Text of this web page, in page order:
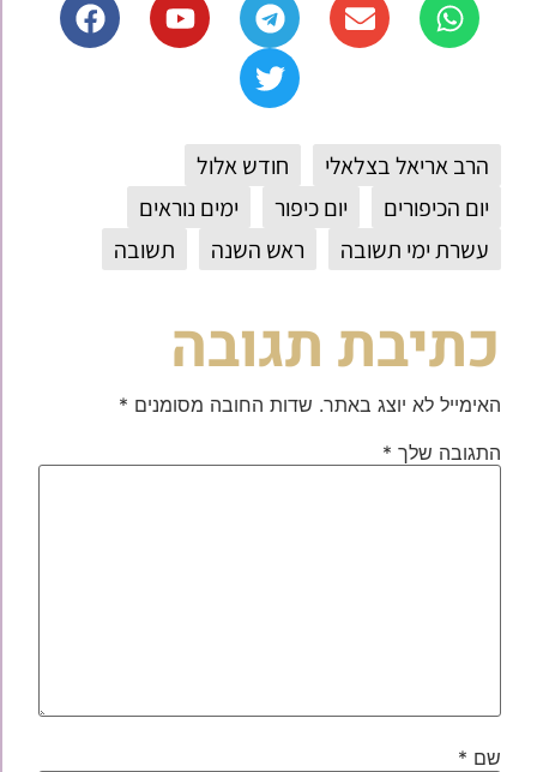
הרב אריאל בצלאלי
חודש אלול
יום הכיפורים
יום כיפור
ימים נוראים
עשרת ימי תשובה
ראש השנה תשובה
כתיבת תגובה
האימייל לא יוצג באתר. שדות החובה מסומנים *
התגובה שלך *
שם *